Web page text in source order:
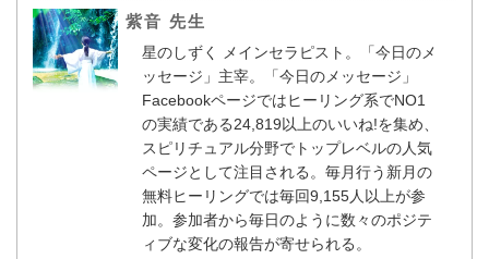
紫音 先生
星のしずく メインセラピスト。「今日のメ
ッセージ」主宰。「今日のメッセージ」
Facebookページではヒーリング系でNO1
の実績である24,819以上のいいね!を集め、
スピリチュアル分野でトップレベルの人気
ページとして注目される。毎月行う新月の
無料ヒーリングでは毎回9,155人以上が参
加。参加者から毎日のように数々のポジテ
ィブな変化の報告が寄せられる。